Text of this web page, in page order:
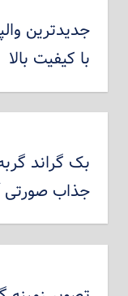
جدیدترین
با کیفیت بالا
بک گراند
جذاب صورتی